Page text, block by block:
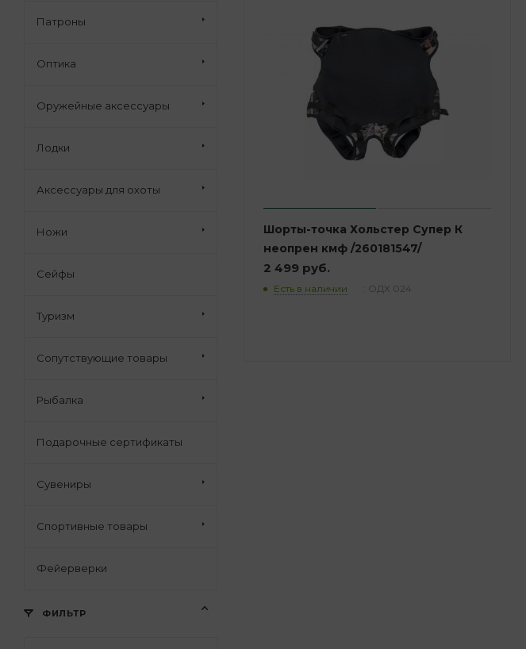
Шорты-точка Хольстер Супер К
неопрен кмф /260181547/
2 499 руб.
Есть в наличии : ОДХ 024
Патроны
Оптика
Оружейные аксессуары
Лодки
Аксессуары для охоты
Ножи
Сейфы
Туризм
Сопутствующие товары
Рыбалка
Подарочные сертификаты
Сувениры
Спортивные товары
Фейерверки
ФИЛЬТР